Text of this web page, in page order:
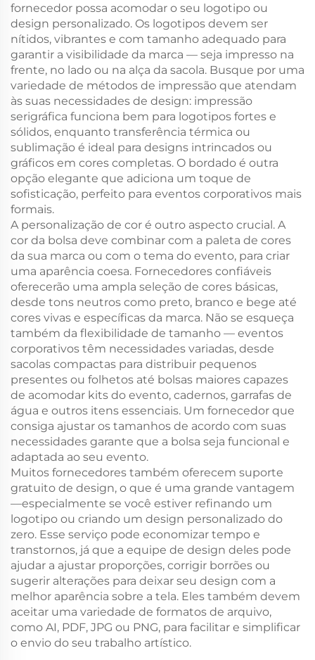
fornecedor possa acomodar o seu logotipo ou
design personalizado. Os logotipos devem ser
nítidos, vibrantes e com tamanho adequado para
garantir a visibilidade da marca — seja impresso na
frente, no lado ou na alça da sacola. Busque por uma
variedade de métodos de impressão que atendam
às suas necessidades de design: impressão
serigráfica funciona bem para logotipos fortes e
sólidos, enquanto transferência térmica ou
sublimação é ideal para designs intrincados ou
gráficos em cores completas. O bordado é outra
opção elegante que adiciona um toque de
sofisticação, perfeito para eventos corporativos mais
formais.
A personalização de cor é outro aspecto crucial. A
cor da bolsa deve combinar com a paleta de cores
da sua marca ou com o tema do evento, para criar
uma aparência coesa. Fornecedores confiáveis
oferecerão uma ampla seleção de cores básicas,
desde tons neutros como preto, branco e bege até
cores vivas e específicas da marca. Não se esqueça
também da flexibilidade de tamanho — eventos
corporativos têm necessidades variadas, desde
sacolas compactas para distribuir pequenos
presentes ou folhetos até bolsas maiores capazes
de acomodar kits do evento, cadernos, garrafas de
água e outros itens essenciais. Um fornecedor que
consiga ajustar os tamanhos de acordo com suas
necessidades garante que a bolsa seja funcional e
adaptada ao seu evento.
Muitos fornecedores também oferecem suporte
gratuito de design, o que é uma grande vantagem
—especialmente se você estiver refinando um
logotipo ou criando um design personalizado do
zero. Esse serviço pode economizar tempo e
transtornos, já que a equipe de design deles pode
ajudar a ajustar proporções, corrigir borrões ou
sugerir alterações para deixar seu design com a
melhor aparência sobre a tela. Eles também devem
aceitar uma variedade de formatos de arquivo,
como AI, PDF, JPG ou PNG, para facilitar e simplificar
o envio do seu trabalho artístico.